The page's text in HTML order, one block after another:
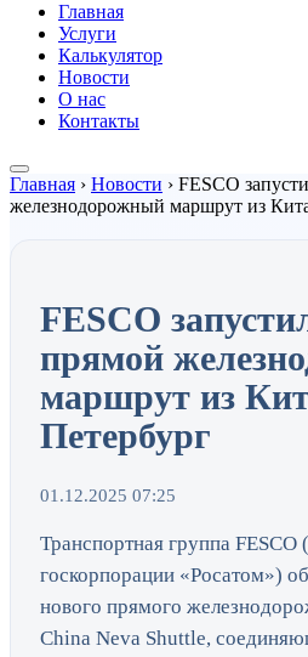
Главная
Услуги
Калькулятор
Новости
О нас
Контакты
Главная › Новости › FESCO
железнодорожный маршрут из
FESCO
прямой
маршрут из
Петербург
01.12.2025 07:25
Транспортная группа FESCO
госкорпорации «Росатом»)
нового прямого
China Neva Shuttle,